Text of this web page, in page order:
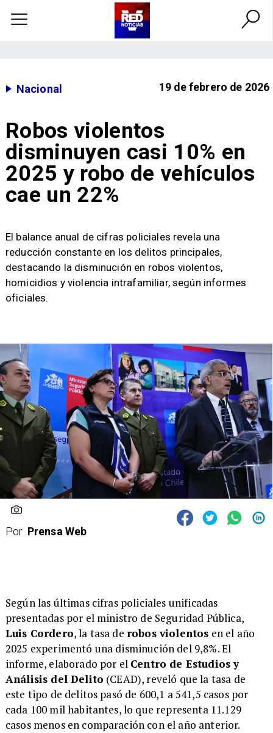
Nacional 19 de febrero de 2026
Robos violentos
disminuyen casi 10% en
2025 y robo de vehículos
cae un 22%
El balance anual de cifras policiales revela una
reducción constante en los delitos principales,
destacando la disminución en robos violentos,
homicidios y violencia intrafamiliar, según informes
oficiales.
Por Prensa Web
Según las últimas cifras policiales unificadas
presentadas por el ministro de Seguridad Pública,
Luis Cordero, la tasa de robos violentos en el año
2025 experimentó una disminución del 9,8%. El
informe, elaborado por el Centro de Estudios y
Análisis del Delito (CEAD), reveló que la tasa de
este tipo de delitos pasó de 600,1 a 541,5 casos por
cada 100 mil habitantes, lo que representa 11.129
casos menos en comparación con el año anterior.